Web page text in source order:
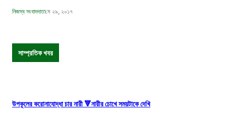
নিজস্ব সংবাদদাতামে ২৯, ২০১৭
সাম্প্রতিক খবর
উপকূলের করোনাযোদ্ধা চার নারী 🔻নারীর চোখে সময়টাকে দেখি